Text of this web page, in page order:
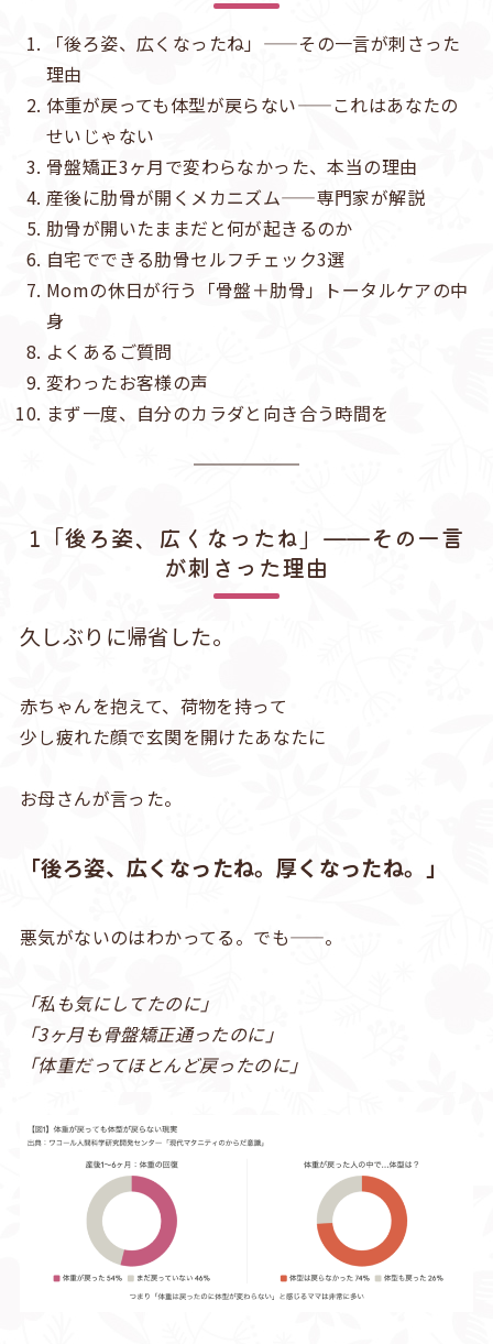
「後ろ姿、広くなったね」——その一言が刺さった
理由
体重が戻っても体型が戻らない——これはあなたの
せいじゃない
骨盤矯正3ヶ月で変わらなかった、本当の理由
産後に肋骨が開くメカニズム——専門家が解説
肋骨が開いたままだと何が起きるのか
自宅でできる肋骨セルフチェック3選
Momの休日が行う「骨盤＋肋骨」トータルケアの中
身
よくあるご質問
変わったお客様の声
まず一度、自分のカラダと向き合う時間を
1「後ろ姿、広くなったね」——その一言
が刺さった理由
久しぶりに帰省した。
赤ちゃんを抱えて、荷物を持って
少し疲れた顔で玄関を開けたあなたに
お母さんが言った。
「後ろ姿、広くなったね。厚くなったね。」
悪気がないのはわかってる。でも——。
「私も気にしてたのに」
「3ヶ月も骨盤矯正通ったのに」
「体重だってほとんど戻ったのに」